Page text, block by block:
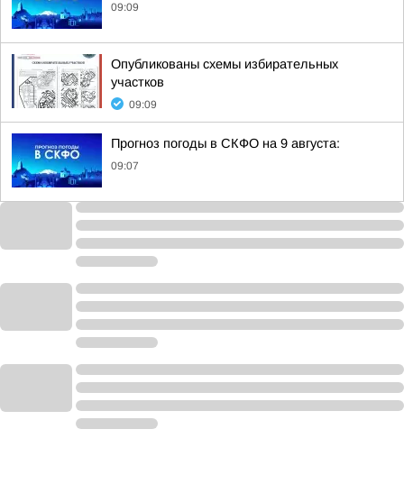
09:09
Опубликованы схемы избирательных
участков
09:09
Прогноз погоды в СКФО на 9 августа:
09:07